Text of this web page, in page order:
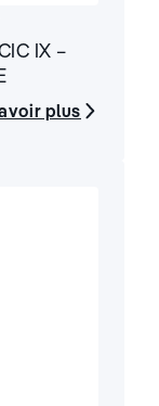
IX –
plus